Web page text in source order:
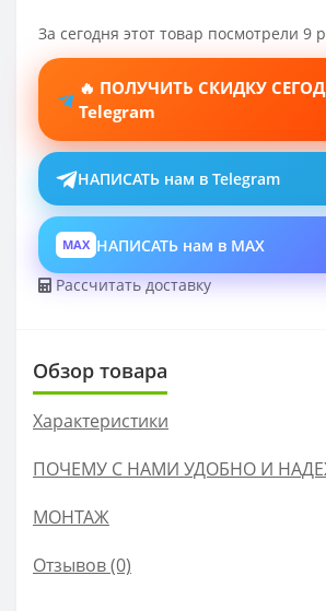
За сегодня этот товар посмотрели 9
🔥 ПОЛУЧИТЬ СКИДКУ
Telegram
НАПИСАТЬ нам в Telegram
MAX НАПИСАТЬ нам в MAX
Рассчитать доставку
Обзор товара
Характеристики
ПОЧЕМУ С НАМИ УДОБНО И
МОНТАЖ
Отзывов (0)